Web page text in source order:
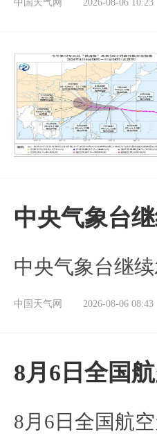
中国天气网 2026-08-06 10:23
中央气象台
中央气象台继
中国天气网 2026-08-06 08:43
8月6日全国
8月6日全国航